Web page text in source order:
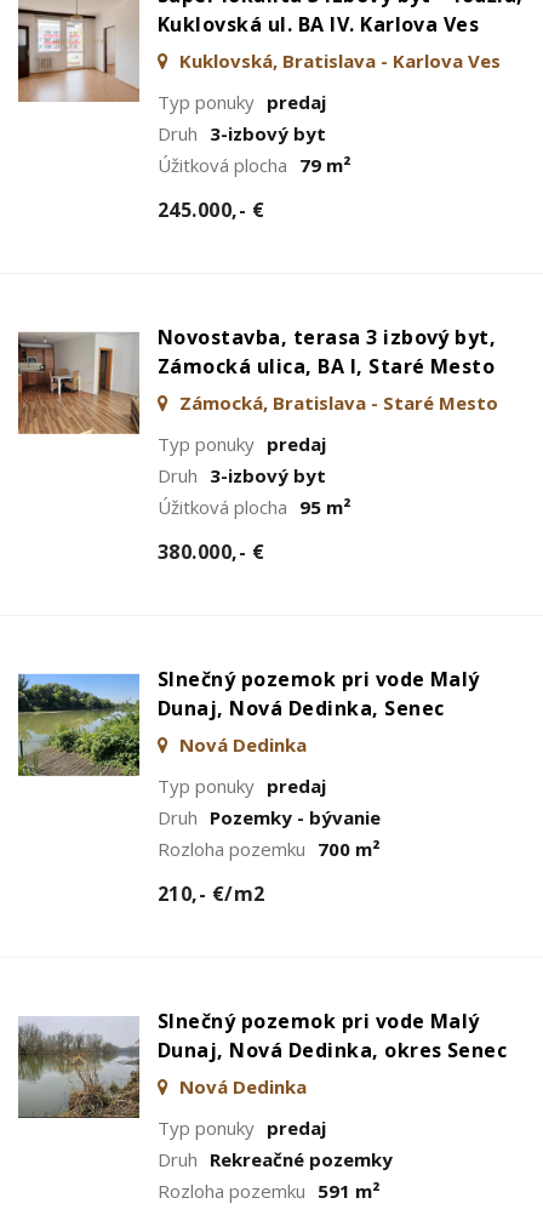
Kuklovská ul. BA IV. Karlova Ves
Kuklovská, Bratislava - Karlova Ves
Typ ponuky predaj
Druh 3-izbový byt
Úžitková plocha 79 m²
245.000,- €
Novostavba, terasa 3 izbový byt,
Zámocká ulica, BA I, Staré Mesto
Zámocká, Bratislava - Staré Mesto
Typ ponuky predaj
Druh 3-izbový byt
Úžitková plocha 95 m²
380.000,- €
Slnečný pozemok pri vode Malý
Dunaj, Nová Dedinka, Senec
Nová Dedinka
Typ ponuky predaj
Druh Pozemky - bývanie
Rozloha pozemku 700 m²
210,- €/m2
Slnečný pozemok pri vode Malý
Dunaj, Nová Dedinka, okres Senec
Nová Dedinka
Typ ponuky predaj
Druh Rekreačné pozemky
Rozloha pozemku 591 m²